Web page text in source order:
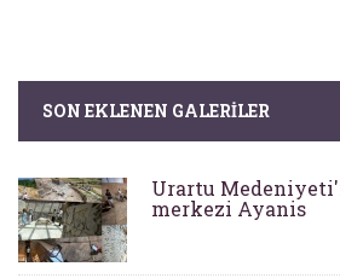
SON EKLENEN GALERILER
Urartu
merkezi Ayanis